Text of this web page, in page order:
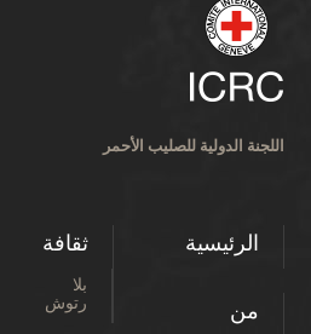
اللجنة الدولية للصليب الأحمر
الرئيسية
من
ثقافة
بلا
رتوش